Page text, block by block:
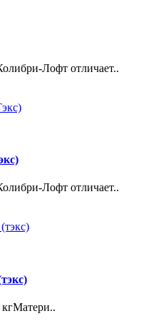
Лофт отличает..
Лофт отличает..
кгМатери..